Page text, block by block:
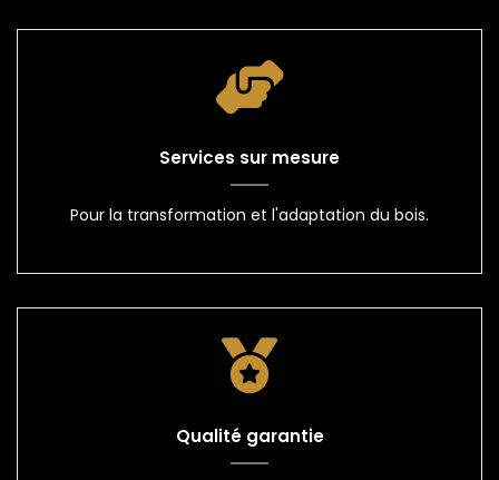
Services sur mesure
Pour la transformation et l'adaptation du bois.
Qualité garantie